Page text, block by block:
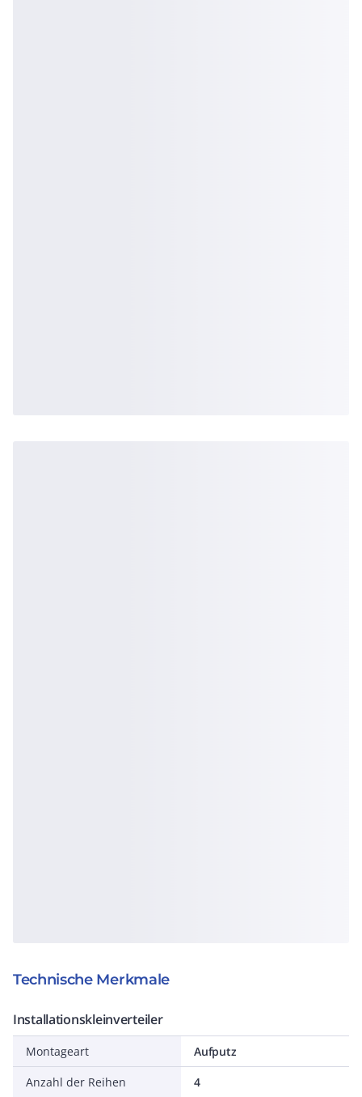
Technische Merkmale
Installationskleinverteiler
Montageart
Aufputz
Anzahl der Reihen
4